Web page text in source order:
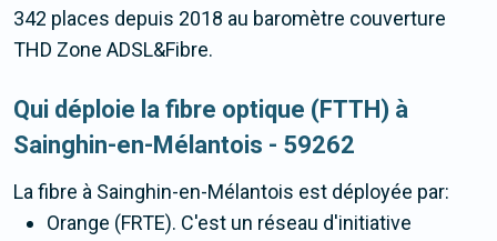
342 places depuis 2018 au baromètre couverture
THD Zone ADSL&Fibre.
Qui déploie la fibre optique (FTTH) à
Sainghin-en-Mélantois - 59262
La fibre à Sainghin-en-Mélantois est déployée par:
Orange (FRTE). C'est un réseau d'initiative